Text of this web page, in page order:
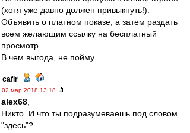
(хотя уже давно должен привыкнуть!).
Объявить о платном показе, а затем раздать
всем желающим ссылку на бесплатный
просмотр.
В чем выгода, не пойму...
cafir -
02 мар 2018 13:18
alex68
Никто. И что ты подразумеваешь под словом
"здесь"?